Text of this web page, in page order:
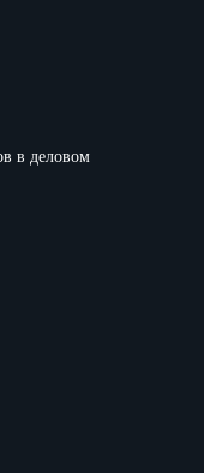
в деловом